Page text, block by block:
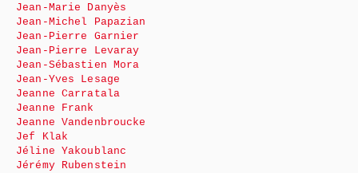
Jean-Marie Danyès
Jean-Michel Papazian
Jean-Pierre Garnier
Jean-Pierre Levaray
Jean-Sébastien Mora
Jean-Yves Lesage
Jeanne Carratala
Jeanne Frank
Jeanne Vandenbroucke
Jef Klak
Jéline Yakoublanc
Jérémy Rubenstein